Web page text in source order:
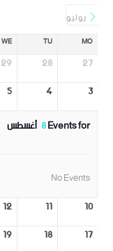
يوليو
MO
TU
WE
27
28
29
3
4
5
Events for
8أغسطس
No Events
10
11
12
17
18
19